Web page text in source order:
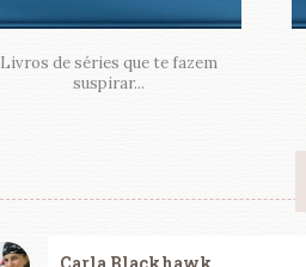
Livros de séries que te fazem
suspirar...
Carla Blackhawk